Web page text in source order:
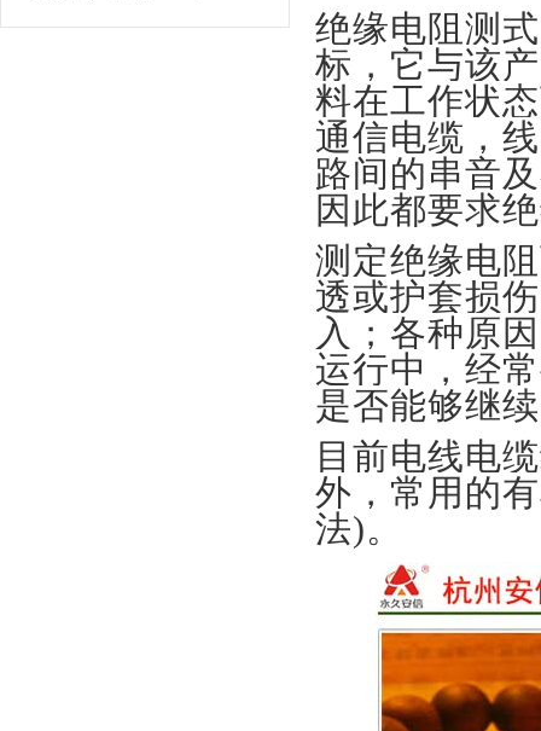
绝缘电阻测
标，它与该
料在工作状
通信电缆，
路间的串音
因此都要求
测定绝缘电
透或护套损
入；各种原
运行中，经
是否能够继
目前电线电
外，常用的
法)。